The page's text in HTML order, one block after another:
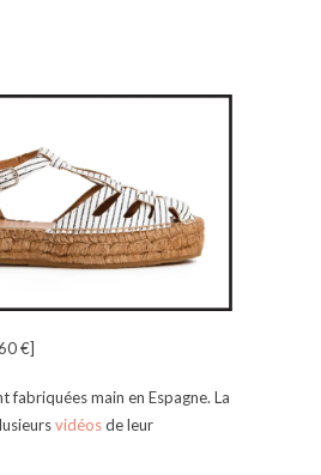
€]
fabriquées main en Espagne. La
vidéosde leur